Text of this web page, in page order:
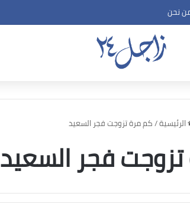
نحن
الرئيسية/كم مرة تزوجت فجر السعيد
فجر السعيد